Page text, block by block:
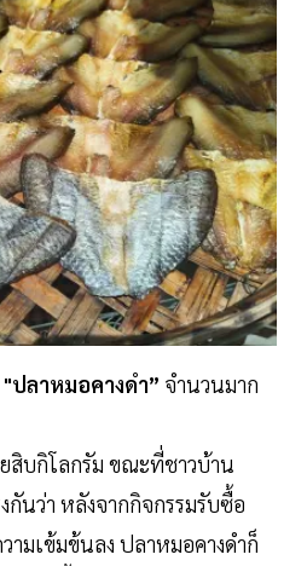
"ปลาหมอคางดำ” จำนวนมาก
สิบกิโลกรัม ขณะที่ชาวบ้าน
นว่า หลังจากกิจกรรมรับซื้อ
ามเข้มข้นลง ปลาหมอคางดำก็